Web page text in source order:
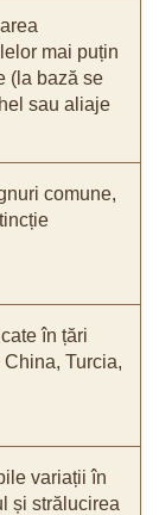
mai puțin
(la bază se
sau aliaje
comune,
în țări
China, Turcia,
variații în
și strălucirea